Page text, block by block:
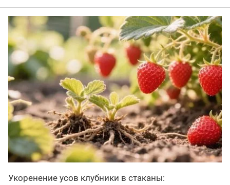
Укоренение усов клубники в стаканы: